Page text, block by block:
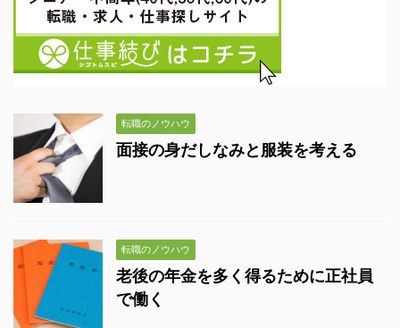
転職のノウハウ
面接の身だしなみと服装を考える
転職のノウハウ
老後の年金を多く得るために正社員
で働く